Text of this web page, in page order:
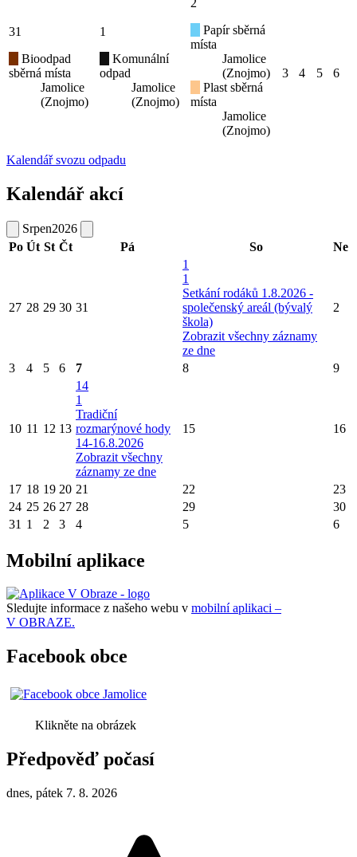
31
Bioodpad
sběrná místa
Jamolice
(Znojmo)
1
Komunální
odpad
Jamolice
(Znojmo)
Papír sběrná
místa
Jamolice
(Znojmo)
Plast sběrná
místa
Jamolice
(Znojmo)
3 4 5 6
Kalendář svozu odpadu
Kalendář akcí
Srpen2026
Po Út St Čt Pá So Ne
27 28 29 30 31
1
1
Setkání rodáků 1.8.2026 -
společenský areál (bývalý
škola)
Zobrazit všechny záznamy
ze dne
2
3 4 5 6 7 8 9
10 11 12 13
14
1
Tradiční
rozmarýnové hody
14-16.8.2026
Zobrazit všechny
záznamy ze dne
15 16
17 18 19 20 21 22
23
24 25 26 27 28 29
30
31 1 2 3 4 5 6
Mobilní aplikace
Sledujte informace z našeho webu v mobilní aplikaci –
V OBRAZE.
Facebook obce
Klikněte na obrázek
Předpověď počasí
dnes, pátek 7. 8. 2026